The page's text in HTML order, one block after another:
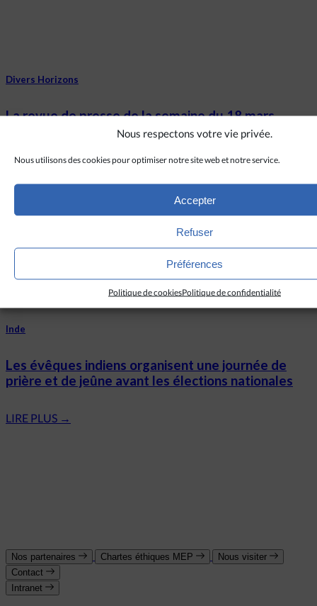
Nous respectons votre vie privée.
Nous utilisons des cookies pour optimiser notre site web et notre service.
Accepter
Refuser
Préférences
Politique de cookiesPolitique de confidentialité
Divers Horizons
La revue de presse de la semaine du 18 mars
Vietnam
Démission du président vietnamien Vo Van
Thuong, défenseur du dialogue avec le pape
François
Inde
Les évêques indiens organisent une journée de
prière et de jeûne avant les élections nationales
LIRE PLUS →
Nos partenaires Chartes éthiques MEP
Nous visiter
Contact
Intranet